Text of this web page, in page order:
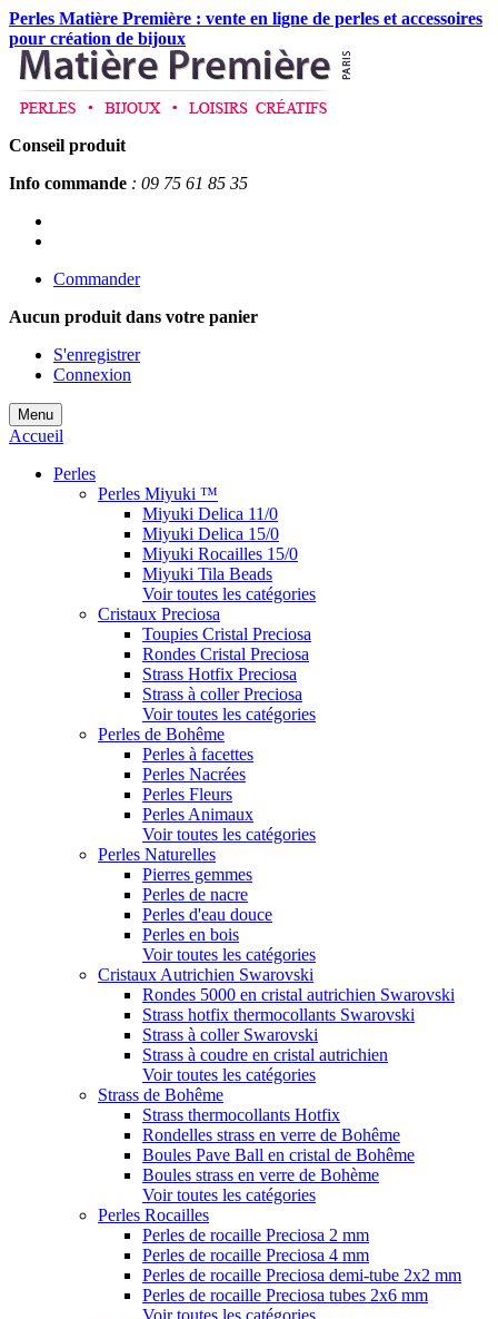
Perles Matière Première : vente en ligne de perles et accessoires
pour création de bijoux
Conseil produit
Info commande : 09 75 61 85 35
Commander
Aucun produit dans votre panier
S'enregistrer
Connexion
Menu
Accueil
Perles
Perles Miyuki ™
Miyuki Delica 11/0
Miyuki Delica 15/0
Miyuki Rocailles 15/0
Miyuki Tila Beads
Voir toutes les catégories
Cristaux Preciosa
Toupies Cristal Preciosa
Rondes Cristal Preciosa
Strass Hotfix Preciosa
Strass à coller Preciosa
Voir toutes les catégories
Perles de Bohême
Perles à facettes
Perles Nacrées
Perles Fleurs
Perles Animaux
Voir toutes les catégories
Perles Naturelles
Pierres gemmes
Perles de nacre
Perles d'eau douce
Perles en bois
Voir toutes les catégories
Cristaux Autrichien Swarovski
Rondes 5000 en cristal autrichien Swarovski
Strass hotfix thermocollants Swarovski
Strass à coller Swarovski
Strass à coudre en cristal autrichien
Voir toutes les catégories
Strass de Bohême
Strass thermocollants Hotfix
Rondelles strass en verre de Bohême
Boules Pave Ball en cristal de Bohême
Boules strass en verre de Bohème
Voir toutes les catégories
Perles Rocailles
Perles de rocaille Preciosa 2 mm
Perles de rocaille Preciosa 4 mm
Perles de rocaille Preciosa demi-tube 2x2 mm
Perles de rocaille Preciosa tubes 2x6 mm
Voir toutes les catégories